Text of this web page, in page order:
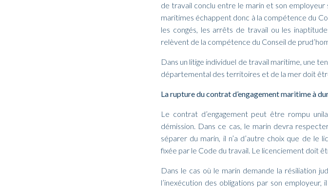
de travail conclu entre le marin et son
maritimes échappent donc à la compétence du
les congés, les arrêts de travail ou les
relèvent de la compétence du Conseil de
Dans un litige individuel de travail maritime, une
départemental des territoires et de la mer doit
La rupture du contrat d’engagement maritime à
Le contrat d’engagement peut être rompu
démission. Dans ce cas, le marin devra
séparer du marin, il n’a d’autre choix que de
fixée par le Code du travail. Le licenciement doit
Dans le cas où le marin demande la résiliation
l’inexécution des obligations par son